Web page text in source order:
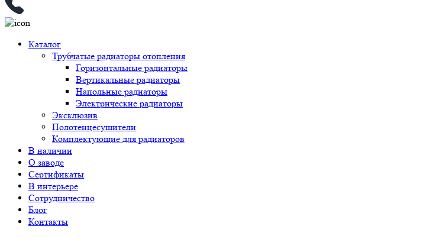
Каталог
Трубчатые радиаторы отопления
Горизонтальные радиаторы
Вертикальные радиаторы
Напольные радиаторы
Электрические радиаторы
Эксклюзив
Полотенцесушители
Комплектующие для радиаторов
В наличии
О заводе
Сертификаты
В интерьере
Сотрудничество
Блог
Контакты